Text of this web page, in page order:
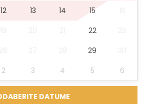
12 13 14 15
22
29
2 3 4 5 6